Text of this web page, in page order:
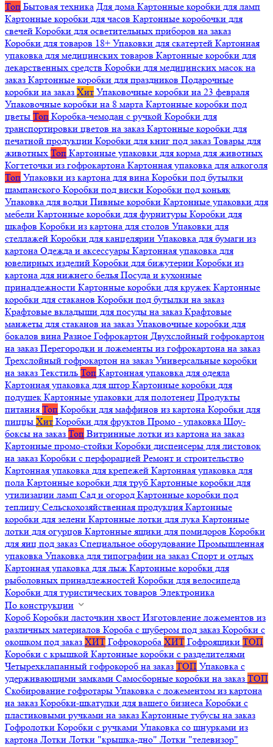
Топ Бытовая техника Для дома Картонные коробки для ламп
Картонные коробки для часов Картонные коробочки для
свечей Коробки для осветительных приборов на заказ
Коробки для товаров 18+ Упаковки для скатертей Картонная
упаковка для медицинских товаров Картонные коробки для
лекарственных средств Коробки для медицинских масок на
заказ Картонные коробки для праздников Подарочные
коробки на заказ Хит Упаковочные коробки на 23 февраля
Упаковочные коробки на 8 марта Картонные коробки под
цветы Топ Коробка-чемодан с ручкой Коробки для
транспортировки цветов на заказ Картонные коробки для
печатной продукции Коробки для книг под заказ Товары для
животных Топ Картонные упаковки для корма для животных
Когтеточки из гофрокартона Картонная упаковка для алкоголя
Топ Упаковки из картона для вина Коробки под бутылки
шампанского Коробки под виски Коробки под коньяк
Упаковка для водки Пивные коробки Картонные упаковки для
мебели Картонные коробки для фурнитуры Коробки для
шкафов Коробки из картона для столов Упаковки для
стеллажей Коробки для канцелярии Упаковка для бумаги из
картона Одежда и аксессуары Картонная упаковка для
ювелирных изделий Коробки для бижутерии Коробки из
картона для нижнего белья Посуда и кухонные
принадлежности Картонные коробки для кружек Картонные
коробки для стаканов Коробки под бутылки на заказ
Крафтовые вкладыши для посуды на заказ Крафтовые
манжеты для стаканов на заказ Упаковочные коробки для
бокалов вина Разное Гофрокартон Двухслойный гофрокартон
на заказ Перегородки и ложементы из гофрокартона на заказ
Трехслойный гофрокартон на заказ Универсальные коробки
на заказ Текстиль Топ Картонная упаковка для одеяла
Картонная упаковка для штор Картонные коробки для
подушек Картонные упаковки для полотенец Продукты
питания Топ Коробки для маффинов из картона Коробки для
пиццы Хит Коробки для фруктов Промо - упаковка Шоу-
боксы на заказ Топ Витринные лотки из картона на заказ
Картонные промо-стойки Коробки диспенсеры для листовок
на заказ Коробки с перфорацией Ремонт и строительство
Картонная упаковка для крепежей Картонная упаковка для
пола Картонные коробки для труб Картонные коробки для
утилизации ламп Сад и огород Картонные коробки под
теплицу Сельскохозяйственная продукция Картонные
коробки для зелени Картонные лотки для лука Картонные
лотки для огурцов Картонные ящики для помидоров Коробки
для яиц под заказ Специальное оборудование Промышленная
упаковка Упаковка для типографии на заказ Спорт и отдых
Картонная упаковка для лыж Картонные коробки для
рыболовных принадлежностей Коробки для велосипеда
Коробки для туристических товаров Электроника
По конструкции
Короб Коробки ласточкин хвост Изготовление ложементов из
различных материалов Короба с шубером под заказ Коробки с
окошком под заказ ХИТ Гофрокороба ХИТ Гофроящики ТОП
Коробки с крышкой Картонные коробки с разделителями
Четырехклапанный гофрокороб на заказ ТОП Упаковка с
удерживающими замками Самосборные коробки на заказ ТОП
Скобирование гофротары Упаковка с ложементом из картона
на заказ Коробки-шкатулки для вашего бизнеса Коробки с
пластиковыми ручками на заказ Картонные тубусы на заказ
Гофролотки Коробки с ручками Упаковка со шнурками из
картона Лотки Лотки "крышка-дно" Лотки "телевизор"